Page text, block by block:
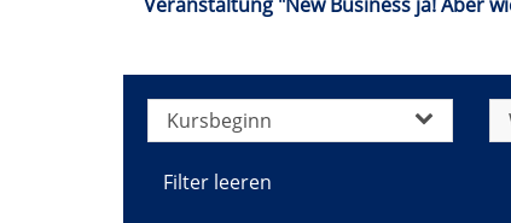
Kursbeginn
Filter leeren